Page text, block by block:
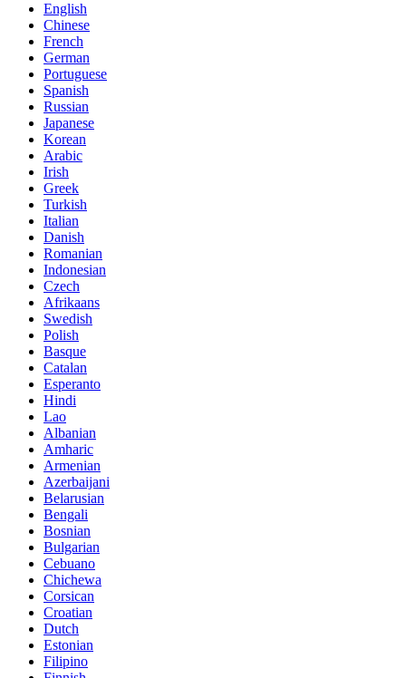
English
Chinese
French
German
Portuguese
Spanish
Russian
Japanese
Korean
Arabic
Irish
Greek
Turkish
Italian
Danish
Romanian
Indonesian
Czech
Afrikaans
Swedish
Polish
Basque
Catalan
Esperanto
Hindi
Lao
Albanian
Amharic
Armenian
Azerbaijani
Belarusian
Bengali
Bosnian
Bulgarian
Cebuano
Chichewa
Corsican
Croatian
Dutch
Estonian
Filipino